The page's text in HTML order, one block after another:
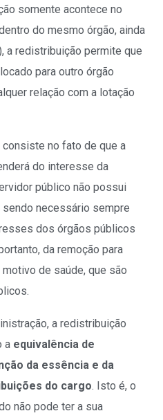
somente acontece no
do mesmo órgão, ainda
a redistribuição permite que
para outro órgão
relação com a lotação
no fato de que a
do interesse da
público não possui
necessário sempre
dos órgãos públicos
da remoção para
de saúde, que são
a redistribuição
a equivalência de
da essência e da
do cargo. Isto é, o
não pode ter a sua